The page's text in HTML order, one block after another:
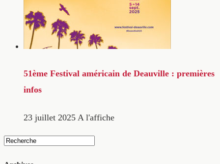
51ème Festival américain de Deauville : premières
infos
23 juillet 2025 A l'affiche